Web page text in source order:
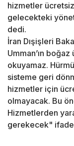
hizmetler ücretsiz
gelecekteki
dedi.
İran Dışişleri
Umman’ın
okuyamaz.
sisteme geri
hizmetler için
olmayacak. Bu
Hizmetlerden
gerekecek"